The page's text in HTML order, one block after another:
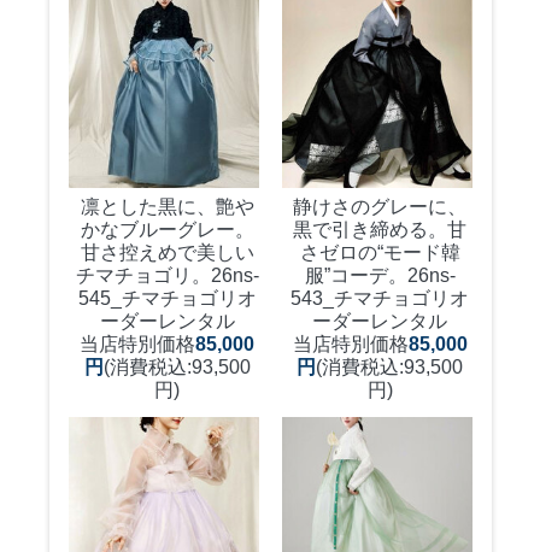
凛とした黒に、艶や
かなブルーグレー。
甘さ控えめで美しい
チマチョゴリ。 26ns-
545_チマチョゴリオ
ーダーレンタル
当店特別価格85,000
円 (消費税込:93,500
円)
静けさのグレーに、
黒で引き締める。甘
さゼロの“モード韓
服”コーデ。 26ns-
543_チマチョゴリオ
ーダーレンタル
当店特別価格85,000
円 (消費税込:93,500
円)